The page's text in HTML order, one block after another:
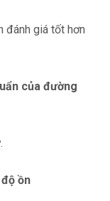
đánh giá tốt hơn
của đường
ồn